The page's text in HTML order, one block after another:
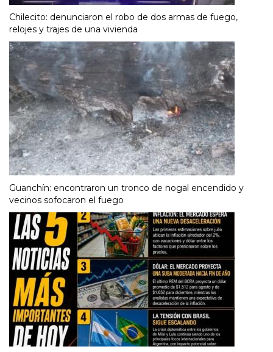
Chilecito: denunciaron el robo de dos armas de fuego,
relojes y trajes de una vivienda
Guanchín: encontraron un tronco de nogal encendido y
vecinos sofocaron el fuego